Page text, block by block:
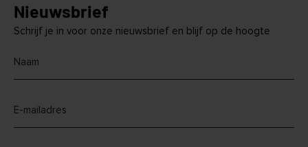
Nieuwsbrief
Schrijf je in voor onze nieuwsbrief en blijf op de hoogte